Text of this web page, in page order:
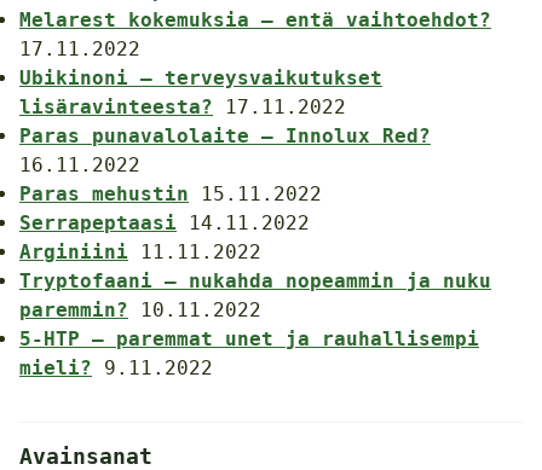
Melarest kokemuksia – entä vaihtoehdot?
17.11.2022
Ubikinoni – terveysvaikutukset
lisäravinteesta?
17.11.2022
Paras punavalolaite – Innolux Red?
16.11.2022
Paras mehustin
15.11.2022
Serrapeptaasi
14.11.2022
Arginiini
11.11.2022
Tryptofaani – nukahda nopeammin ja nuku
paremmin?
10.11.2022
5-HTP – paremmat unet ja rauhallisempi
mieli?
9.11.2022
Avainsanat